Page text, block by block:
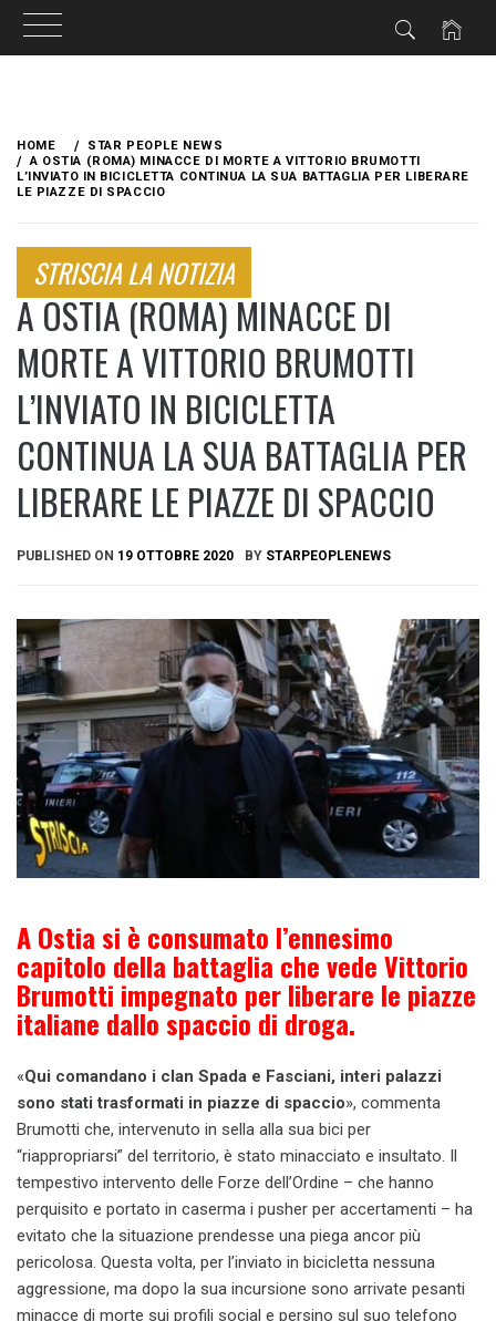
content
HOME
STAR PEOPLE NEWS
A OSTIA (ROMA) MINACCE DI MORTE A VITTORIO BRUMOTTI
L’INVIATO IN BICICLETTA CONTINUA LA SUA BATTAGLIA PER LIBERARE
LE PIAZZE DI SPACCIO
STRISCIA LA NOTIZIA
A OSTIA (ROMA) MINACCE DI
MORTE A VITTORIO BRUMOTTI
L’INVIATO IN BICICLETTA
CONTINUA LA SUA BATTAGLIA PER
LIBERARE LE PIAZZE DI SPACCIO
PUBLISHED ON 19 OTTOBRE 2020 BY STARPEOPLENEWS
A Ostia si è consumato l’ennesimo
capitolo della battaglia che vede Vittorio
Brumotti impegnato per liberare le piazze
italiane dallo spaccio di droga.
«Qui comandano i clan Spada e Fasciani, interi palazzi
sono stati trasformati in piazze di spaccio», commenta
Brumotti che, intervenuto in sella alla sua bici per
“riappropriarsi” del territorio, è stato minacciato e insultato. Il
tempestivo intervento delle Forze dell’Ordine – che hanno
perquisito e portato in caserma i pusher per accertamenti – ha
evitato che la situazione prendesse una piega ancor più
pericolosa. Questa volta, per l’inviato in bicicletta nessuna
aggressione, ma dopo la sua incursione sono arrivate pesanti
minacce di morte sui profili social e persino sul suo telefono